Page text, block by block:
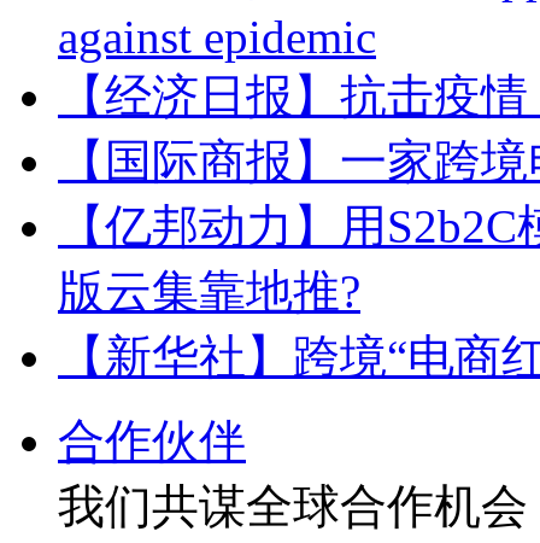
against epidemic
【经济日报】抗击疫
【国际商报】一家跨
【亿邦动力】用
版云集靠地推?
【新华社】跨境“电商
合作伙伴
我们共谋全球合作机会